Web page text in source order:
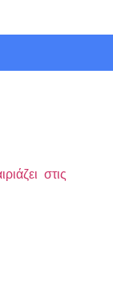
στις